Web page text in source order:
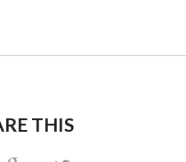
THIS